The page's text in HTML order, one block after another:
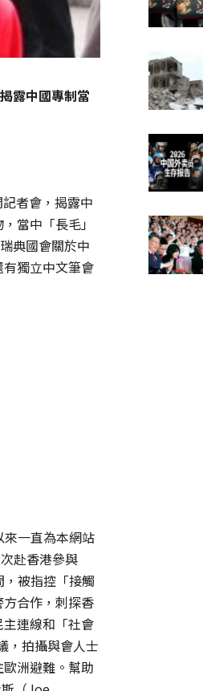
露中國專制當
者會，揭露中
當中「長毛」
典國會關於中
獨立中文筆會
一直為本網站
赴香港參與
，被指控「接觸
合作，刺探香
連線和「社會
，拍攝與會人士
洲避難。幫助